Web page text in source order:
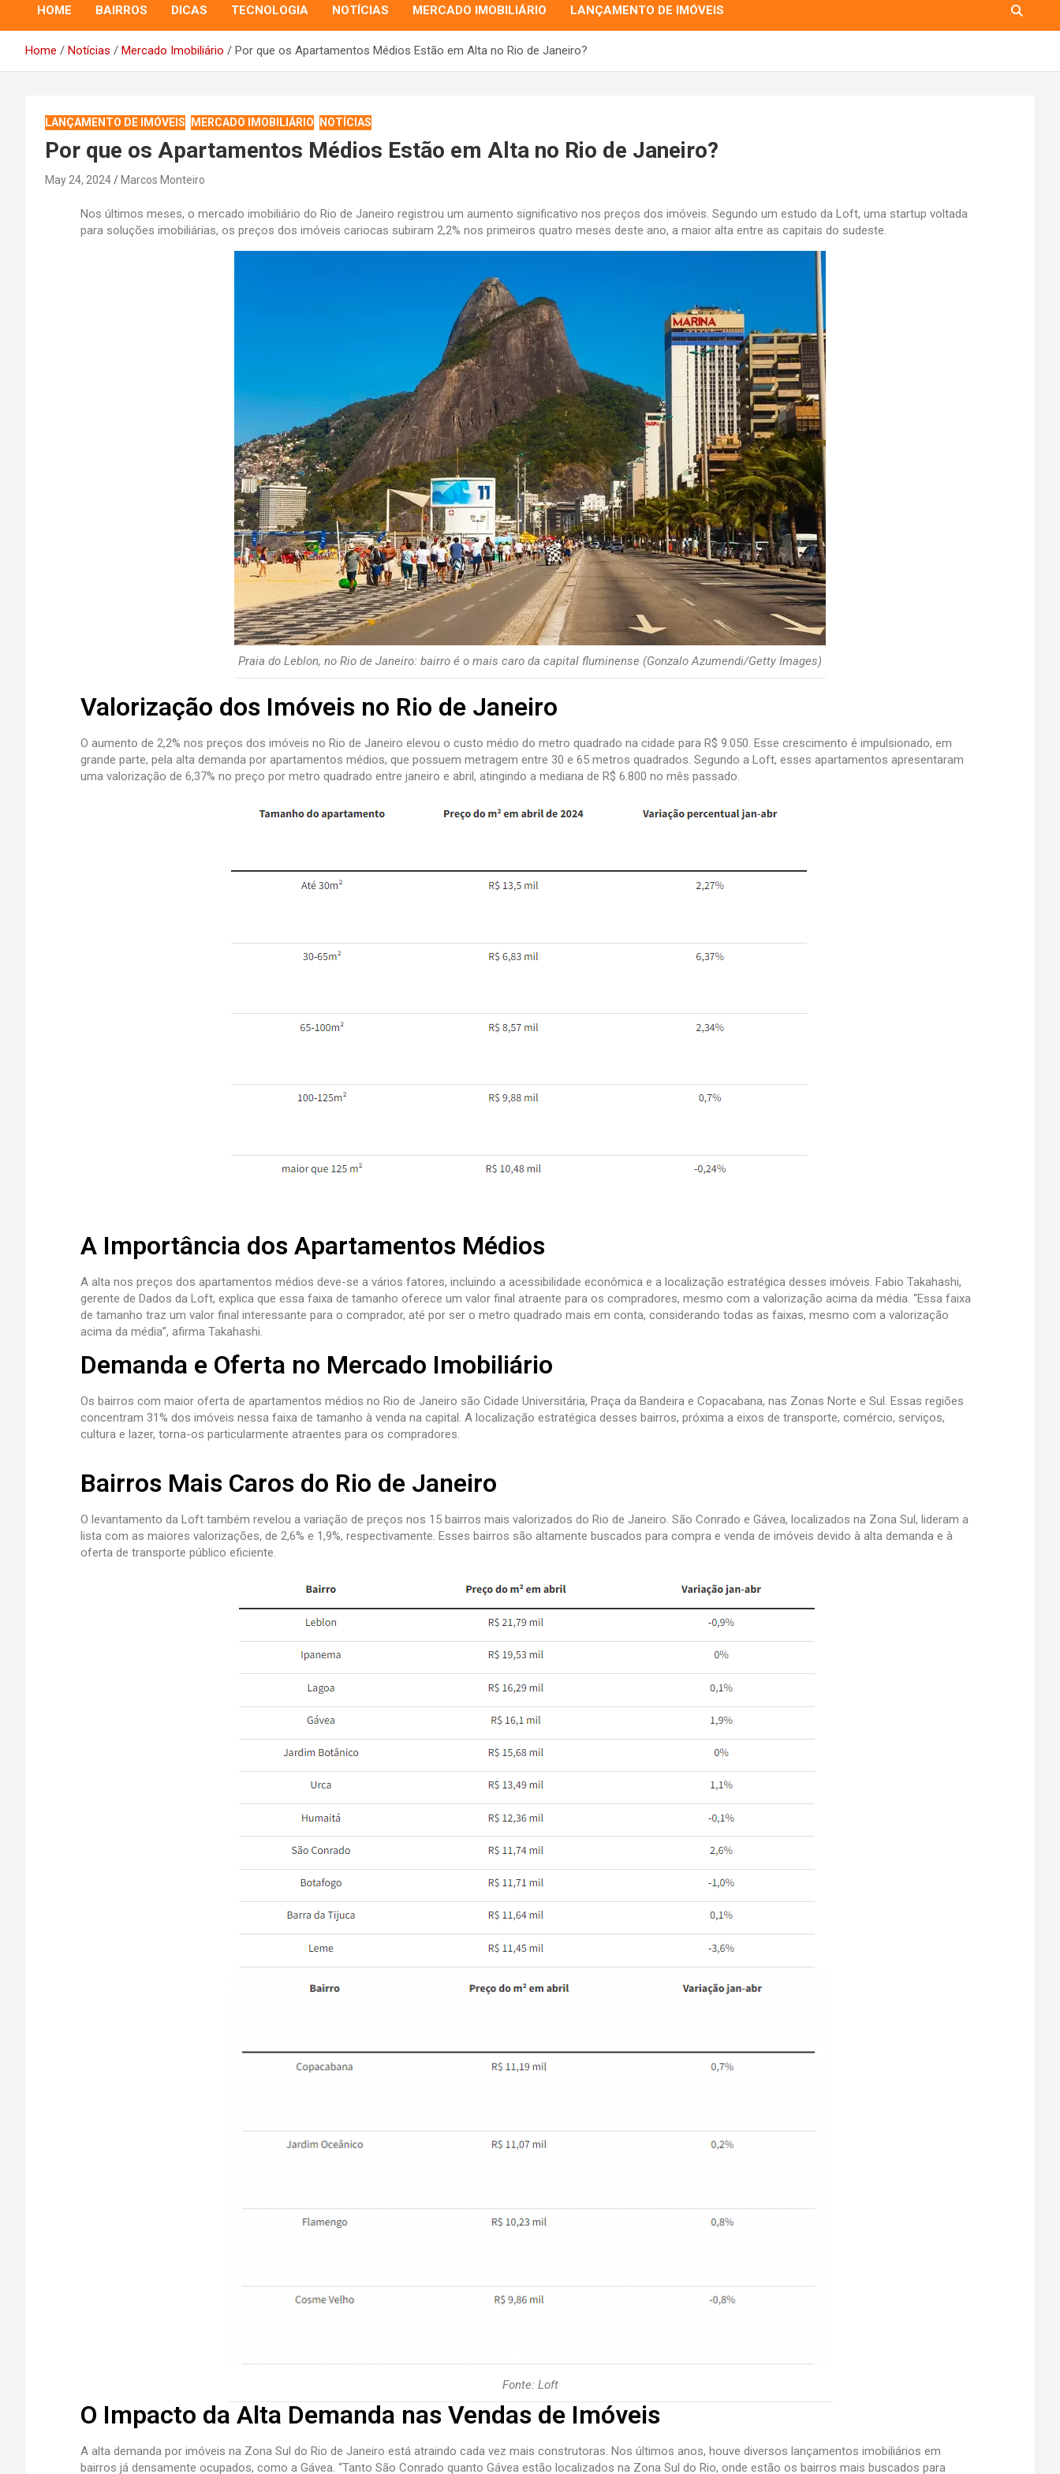
HOME BAIRROS DICAS TECNOLOGIA NOTÍCIAS MERCADO IMOBILIÁRIO LANÇAMENTO DE IMÓVEIS
Home Notícias Mercado Imobiliário Por que os Apartamentos Médios Estão em Alta no Rio de Janeiro?
LANÇAMENTO DE IMÓVEIS MERCADO IMOBILIÁRIO NOTÍCIAS
Por que os Apartamentos Médios Estão em Alta no Rio de Janeiro?
May 24, 2024 Marcos Monteiro
Nos últimos meses, o mercado imobiliário do Rio de Janeiro registrou um aumento significativo nos preços dos imóveis. Segundo um estudo da Loft, uma startup voltada
para soluções imobiliárias, os preços dos imóveis cariocas subiram 2,2% nos primeiros quatro meses deste ano, a maior alta entre as capitais do sudeste.
Praia do Leblon, no Rio de Janeiro: bairro é o mais caro da capital fluminense (Gonzalo Azumendi/Getty Images)
Valorização dos Imóveis no Rio de Janeiro
O aumento de 2,2% nos preços dos imóveis no Rio de Janeiro elevou o custo médio do metro quadrado na cidade para R$ 9.050. Esse crescimento é impulsionado, em
grande parte, pela alta demanda por apartamentos médios, que possuem metragem entre 30 e 65 metros quadrados. Segundo a Loft, esses apartamentos apresentaram
uma valorização de 6,37% no preço por metro quadrado entre janeiro e abril, atingindo a mediana de R$ 6.800 no mês passado.
A Importância dos Apartamentos Médios
A alta nos preços dos apartamentos médios deve-se a vários fatores, incluindo a acessibilidade econômica e a localização estratégica desses imóveis. Fabio Takahashi,
gerente de Dados da Loft, explica que essa faixa de tamanho oferece um valor final atraente para os compradores, mesmo com a valorização acima da média. “Essa faixa
de tamanho traz um valor final interessante para o comprador, até por ser o metro quadrado mais em conta, considerando todas as faixas, mesmo com a valorização
acima da média”, afirma Takahashi.
Demanda e Oferta no Mercado Imobiliário
Os bairros com maior oferta de apartamentos médios no Rio de Janeiro são Cidade Universitária, Praça da Bandeira e Copacabana, nas Zonas Norte e Sul. Essas regiões
concentram 31% dos imóveis nessa faixa de tamanho à venda na capital. A localização estratégica desses bairros, próxima a eixos de transporte, comércio, serviços,
cultura e lazer, torna-os particularmente atraentes para os compradores.
Bairros Mais Caros do Rio de Janeiro
O levantamento da Loft também revelou a variação de preços nos 15 bairros mais valorizados do Rio de Janeiro. São Conrado e Gávea, localizados na Zona Sul, lideram a
lista com as maiores valorizações, de 2,6% e 1,9%, respectivamente. Esses bairros são altamente buscados para compra e venda de imóveis devido à alta demanda e à
oferta de transporte público eficiente.
Fonte: Loft
O Impacto da Alta Demanda nas Vendas de Imóveis
A alta demanda por imóveis na Zona Sul do Rio de Janeiro está atraindo cada vez mais construtoras. Nos últimos anos, houve diversos lançamentos imobiliários em
bairros já densamente ocupados, como a Gávea. “Tanto São Conrado quanto Gávea estão localizados na Zona Sul do Rio, onde estão os bairros mais buscados para